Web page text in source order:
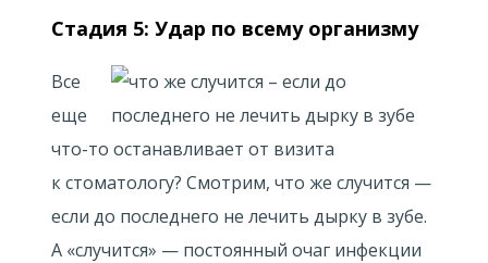
Стадия 5: Удар по всему организму
Все
еще
что-то останавливает от визита
к стоматологу? Смотрим, что же случится —
если до последнего не лечить дырку в зубе.
А «случится» — постоянный очаг инфекции